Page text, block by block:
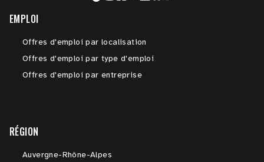
EMPLOI
Offres d'emploi par localisation
Offres d'emploi par type d'emploi
Offres d'emploi par entreprise
RÉGION
Auvergne-Rhône-Alpes